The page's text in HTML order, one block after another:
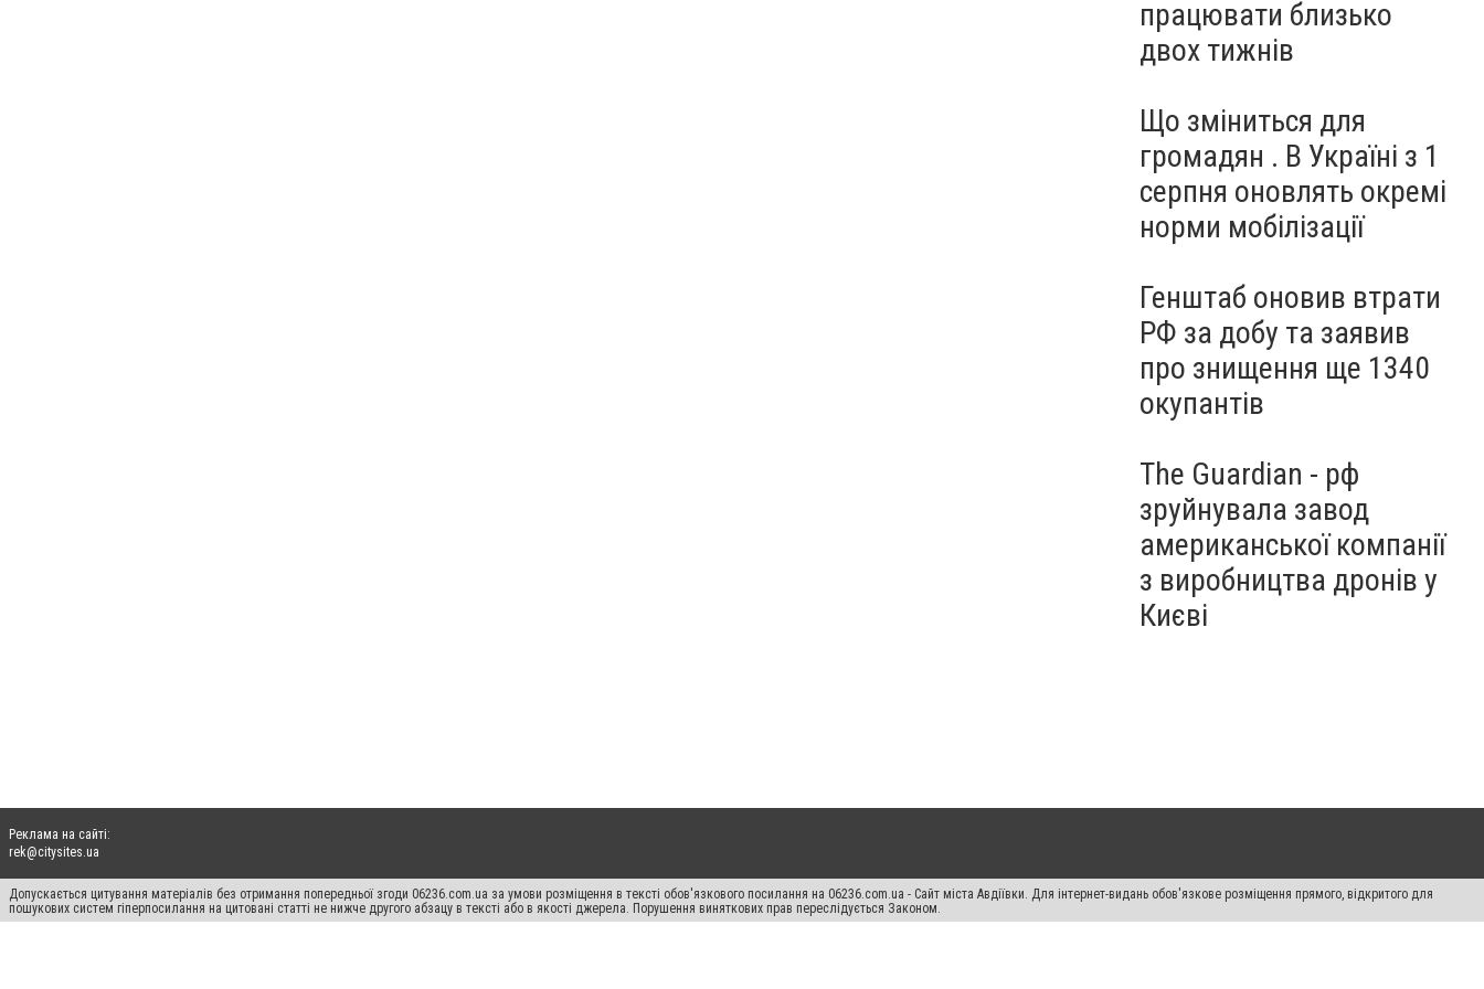
працювати близько
двох тижнів
Що зміниться для
громадян . В Україні з 1
серпня оновлять окремі
норми мобілізації
Генштаб оновив втрати
РФ за добу та заявив
про знищення ще 1340
окупантів
The Guardian - рф
зруйнувала завод
американської компанії
з виробництва дронів у
Києві
Реклама на сайті:
rek@citysites.ua
Допускається цитування матеріалів без отримання попередньої згоди 06236.com.ua за умови розміщення в тексті обов'язкового посилання на 06236.com.ua - Сайт міста Авдіївки. Для інтернет-видань обов'язкове розміщення прямого, відкритого для
пошукових систем гіперпосилання на цитовані статті не нижче другого абзацу в тексті або в якості джерела. Порушення виняткових прав переслідується Законом.